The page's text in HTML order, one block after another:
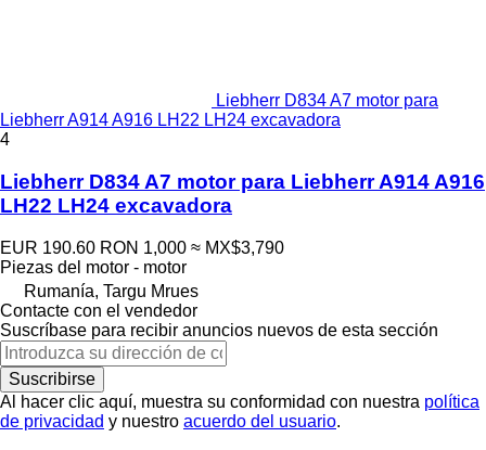
Liebherr D834 A7 motor para
Liebherr A914 A916 LH22 LH24 excavadora
4
Liebherr D834 A7 motor para Liebherr A914 A916
LH22 LH24 excavadora
EUR 190.60 RON 1,000 ≈ MX$3,790
Piezas del motor - motor
Rumanía, Targu Mrues
Contacte con el vendedor
Suscríbase para recibir anuncios nuevos de esta sección
Suscribirse
Al hacer clic aquí, muestra su conformidad con nuestra política
de privacidad y nuestro acuerdo del usuario.